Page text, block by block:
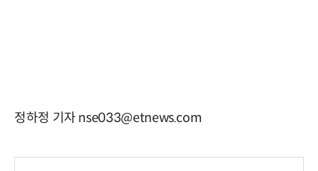
정하정 기자 nse033@etnews.com